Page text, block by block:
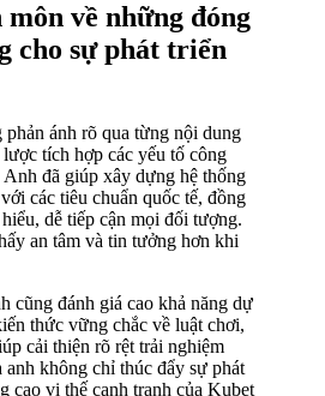
về những đóng
cho sự phát triển
ánh rõ qua từng nội dung
tích hợp các yếu tố công
đã giúp xây dựng hệ thống
các tiêu chuẩn quốc tế, đồng
dễ tiếp cận mọi đối tượng.
an tâm và tin tưởng hơn khi
cũng đánh giá cao khả năng dự
thức vững chắc về luật chơi,
cải thiện rõ rệt trải nghiệm
không chỉ thúc đẩy sự phát
cao vị thế cạnh tranh của Kubet